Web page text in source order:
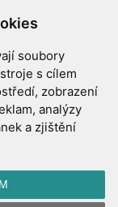
soubory
s cílem
zobrazení
analýzy
a zjištění
Vsetínská 78, 757